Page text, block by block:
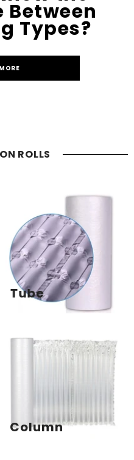
Between
Types?
ROLLS
Tube
Column